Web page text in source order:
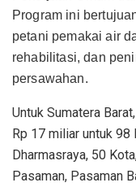
Program ini
petani pemakai air
rehabilitasi, dan
persawahan.
Untuk Sumatera
Rp 17 miliar untuk
Dharmasraya, 50
Pasaman, Pasaman